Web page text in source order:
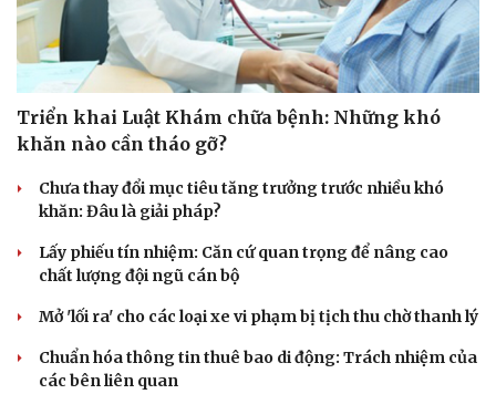
Tư vấn
Săn Tour
check-in
Câu chuyện thời sự
Đọc truyện đêm khuya
Cửa sổ tình yêu
Triển khai Luật Khám chữa bệnh: Những khó
khăn nào cần tháo gỡ?
Chưa thay đổi mục tiêu tăng trưởng trước nhiều khó
khăn: Đâu là giải pháp?
Lấy phiếu tín nhiệm: Căn cứ quan trọng để nâng cao
chất lượng đội ngũ cán bộ
Mở 'lối ra' cho các loại xe vi phạm bị tịch thu chờ thanh lý
Chuẩn hóa thông tin thuê bao di động: Trách nhiệm của
các bên liên quan